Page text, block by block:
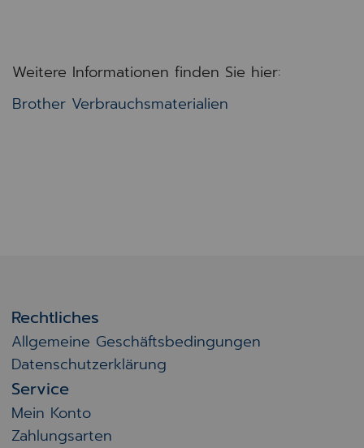
Weitere Informationen finden Sie hier:
Brother Verbrauchsmaterialien
Rechtliches
Allgemeine Geschäftsbedingungen
Datenschutzerklärung
Service
Mein Konto
Zahlungsarten